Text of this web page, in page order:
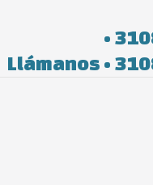
•
Llámanos •